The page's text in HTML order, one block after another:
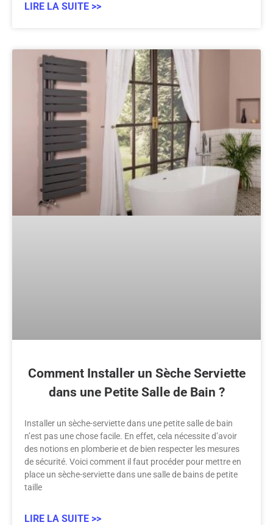
LIRE LA SUITE >>
Comment Installer un Sèche Serviette
dans une Petite Salle de Bain ?
Installer un sèche-serviette dans une petite salle de bain
n’est pas une chose facile. En effet, cela nécessite d’avoir
des notions en plomberie et de bien respecter les mesures
de sécurité. Voici comment il faut procéder pour mettre en
place un sèche-serviette dans une salle de bains de petite
taille
LIRE LA SUITE >>